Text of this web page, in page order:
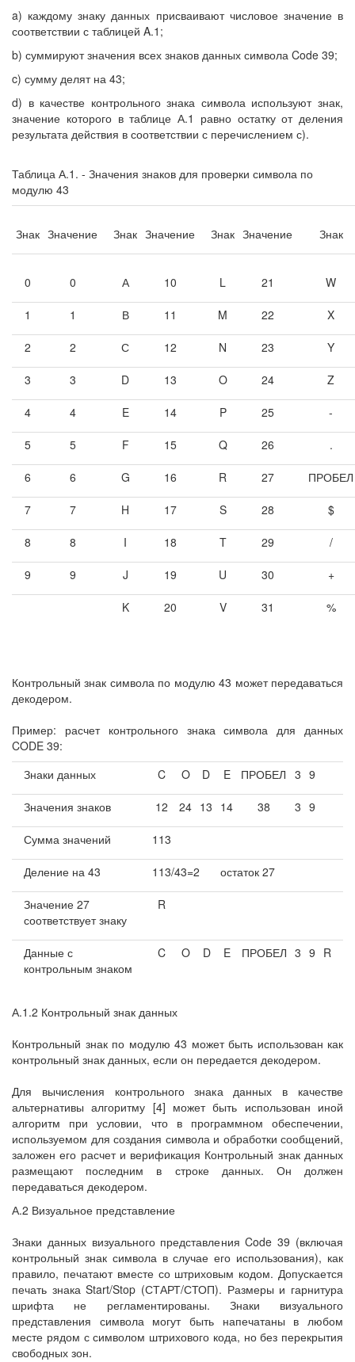
a) каждому знаку данных присваивают числовое значение в
соответствии с таблицей A.1;
b) суммируют значения всех знаков данных символа Code 39;
c) сумму делят на 43;
d) в качестве контрольного знака символа используют знак,
значение которого в таблице А.1 равно остатку от деления
результата действия в соответствии с перечислением с).
Таблица А.1. - Значения знаков для проверки символа по
модулю 43
Знак Значение Знак Значение Знак Значение Знак
0 0 А 10 L 21 W
1 1 В 11 M 22 X
2 2 С 12 N 23 Y
3 3 D 13 O 24 Z
4 4 E 14 P 25 -
5 5 F 15 Q 26 .
6 6 G 16 R 27 ПРОБЕЛ
7 7 H 17 S 28 $
8 8 I 18 T 29 /
9 9 J 19 U 30 +
K 20 V 31 %
Контрольный знак символа по модулю 43 может передаваться
декодером.
Пример: расчет контрольного знака символа для данных
CODE 39:
Знаки данных
C O D E ПРОБЕЛ 3 9
Значения знаков 12 24 13 14 38 3 9
Сумма значений 113
Деление на 43 113/43=2 остаток 27
Значение 27
соответствует знаку
R
Данные с
контрольным знаком
C O D E ПРОБЕЛ 3 9 R
А.1.2 Контрольный знак данных
Контрольный знак по модулю 43 может быть использован как
контрольный знак данных, если он передается декодером.
Для вычисления контрольного знака данных в качестве
альтернативы алгоритму [4] может быть использован иной
алгоритм при условии, что в программном обеспечении,
используемом для создания символа и обработки сообщений,
заложен его расчет и верификация Контрольный знак данных
размещают последним в строке данных. Он должен
передаваться декодером.
А.2 Визуальное представление
Знаки данных визуального представления Code 39 (включая
контрольный знак символа в случае его использования), как
правило, печатают вместе со штриховым кодом. Допускается
печать знака Start/Stop (СТАРТ/СТОП). Размеры и гарнитура
шрифта не регламентированы. Знаки визуального
представления символа могут быть напечатаны в любом
месте рядом с символом штрихового кода, но без перекрытия
свободных зон.